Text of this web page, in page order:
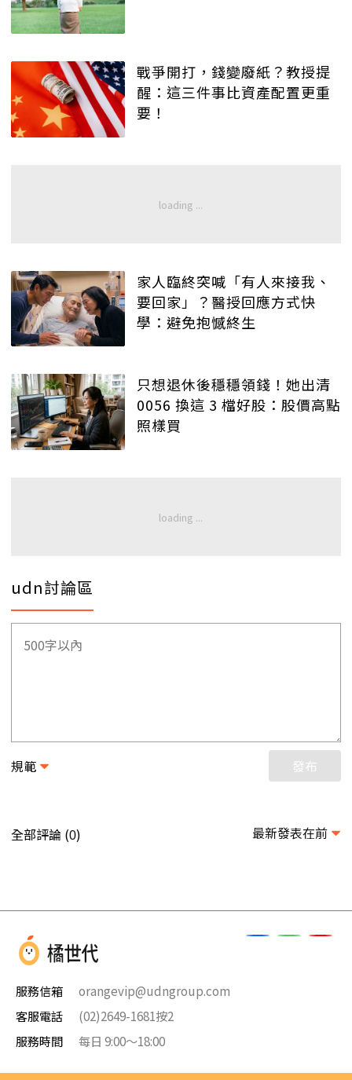
戰爭開打，錢變廢紙？教授提
醒：這三件事比資產配置更重
要！
家人臨終突喊「有人來接我、
要回家」？醫授回應方式快
學：避免抱憾終生
只想退休後穩穩領錢！她出清
0056 換這 3 檔好股：股價高點
照樣買
udn討論區
規範 發布
全部評論 (0) 最新發表在前
服務信箱
orangevip@udngroup.com
客服電話
(02)2649-1681按2
服務時間
每日 9:00～18:00